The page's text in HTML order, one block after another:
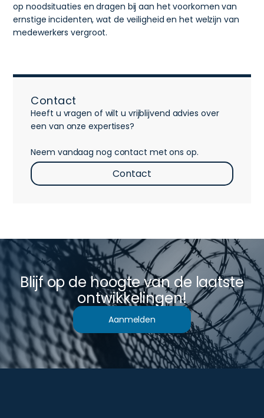
op noodsituaties en dragen bij aan het voorkomen van
ernstige incidenten, wat de veiligheid en het welzijn van
medewerkers vergroot.
Contact
Heeft u vragen of wilt u vrijblijvend advies over
een van onze expertises?
Neem vandaag nog contact met ons op.
Contact
Blijf op de hoogte van de laatste
ontwikkelingen!
Aanmelden